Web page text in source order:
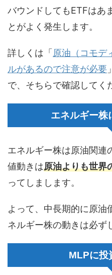
バウンドしてもETFはあ
とがよく発生します。
詳しくは「原油（コモデ
ルがあるので注意が必要
で、そちらで確認してく
エネルギー株
エネルギー株は原油関連
値動きは原油よりも世界
ってしまします。
よって、中長期的に原油
ネルギー株の動きは必ず
MLPに投